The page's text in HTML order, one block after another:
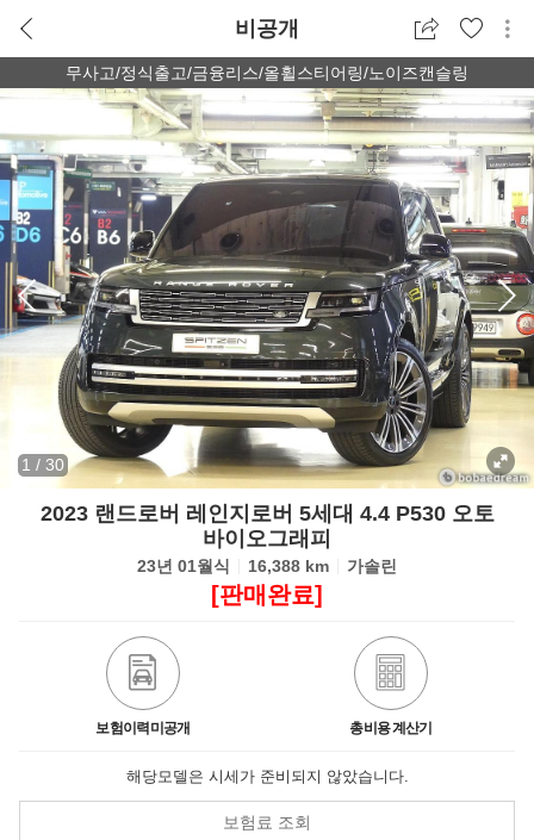
비공개
무사고/정식출고/금융리스/올휠스티어링/노이즈캔슬링
1 / 30
2023 랜드로버 레인지로버 5세대 4.4 P530 오토
바이오그래피
23년 01월식 16,388 km 가솔린
[판매완료]
보험이력미공개 총비용 계산기
해당모델은 시세가 준비되지 않았습니다.
보험료 조회